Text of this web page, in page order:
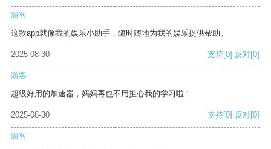
游客
这款app就像我的娱乐小助手，随时随地为我的娱乐提供帮助。
2025-08-30 支持[0] 反对[0]
游客
超级好用的加速器，妈妈再也不用担心我的学习啦！
2025-08-30 支持[0] 反对[0]
游客